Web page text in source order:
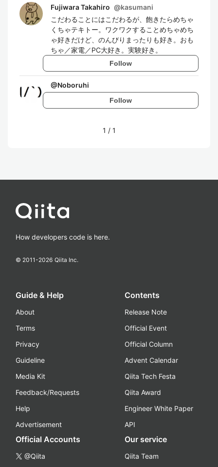
Fujiwara Takahiro @kasumani
こだわることにはこだわるが、飽きたらめちゃ
くちゃテキトー。ワクワクすることめちゃめち
ゃ好きだけど、のんびりまったりも好き。おも
ちゃ／家電／PC大好き。実験好き。
Follow
@Noboruhi
Follow
1 / 1
How developers code is here.
© 2011-2026 Qiita Inc.
Guide & Help
About
Terms
Privacy
Guideline
Media Kit
Feedback/Requests
Help
Advertisement
Contents
Release Note
Official Event
Official Column
Advent Calendar
Qiita Tech Festa
Qiita Award
Engineer White Paper
API
Official Accounts
@Qiita
Our service
Qiita Team